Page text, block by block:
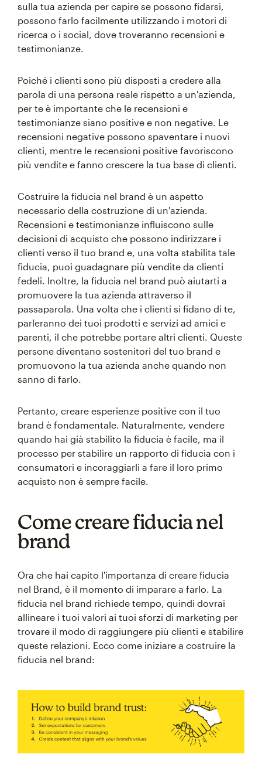
sulla tua azienda per capire se possono fidarsi,
possono farlo facilmente utilizzando i motori di
ricerca o i social, dove troveranno recensioni e
testimonianze.
Poiché i clienti sono più disposti a credere alla
parola di una persona reale rispetto a un'azienda,
per te è importante che le recensioni e
testimonianze siano positive e non negative. Le
recensioni negative possono spaventare i nuovi
clienti, mentre le recensioni positive favoriscono
più vendite e fanno crescere la tua base di clienti.
Costruire la fiducia nel brand è un aspetto
necessario della costruzione di un'azienda.
Recensioni e testimonianze influiscono sulle
decisioni di acquisto che possono indirizzare i
clienti verso il tuo brand e, una volta stabilita tale
fiducia, puoi guadagnare più vendite da clienti
fedeli. Inoltre, la fiducia nel brand può aiutarti a
promuovere la tua azienda attraverso il
passaparola. Una volta che i clienti si fidano di te,
parleranno dei tuoi prodotti e servizi ad amici e
parenti, il che potrebbe portare altri clienti. Queste
persone diventano sostenitori del tuo brand e
promuovono la tua azienda anche quando non
sanno di farlo.
Pertanto, creare esperienze positive con il tuo
brand è fondamentale. Naturalmente, vendere
quando hai già stabilito la fiducia è facile, ma il
processo per stabilire un rapporto di fiducia con i
consumatori e incoraggiarli a fare il loro primo
acquisto non è sempre facile.
Come creare fiducia nel
brand
Ora che hai capito l'importanza di creare fiducia
nel Brand, è il momento di imparare a farlo. La
fiducia nel brand richiede tempo, quindi dovrai
allineare i tuoi valori ai tuoi sforzi di marketing per
trovare il modo di raggiungere più clienti e stabilire
queste relazioni. Ecco come iniziare a costruire la
fiducia nel brand: